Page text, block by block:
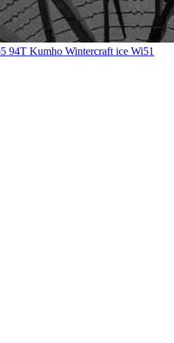
94T Kumho Wintercraft ice Wi51